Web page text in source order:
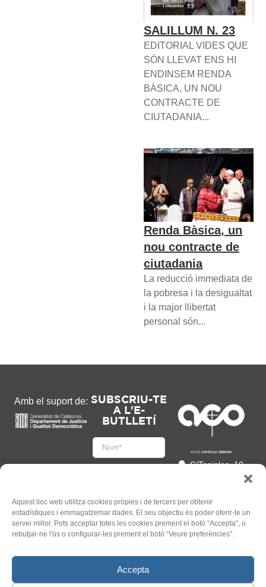
Aquest lloc web utilitza cookies pròpies i de tercers per obtenir
estadístiques i emmagatzemar dades. El seu objectiu és poder oferir-te un
servei millor. Pots acceptar totes les cookies prement el botó “Accepta”, o
rebutjar-ne l'ús o configurar-les prement el botó “Veure preferències”.
Accepta
SALILLUM N. 23
EDITORIAL VIDES QUE
SÓN LLEVAT ENS HI
ENDINSEM RENDA
BÀSICA, UN NOU
CONTRACTE DE
CIUTADANIA...
Renda Bàsica, un
nou contracte de
ciutadania
La reducció immediata de
la pobresa i la desigualtat
i la major llibertat
personal són...
Amb el suport de: SUBSCRIU-TE
A L'E-
BUTLLETÍ
Accepto
l'Informació legal
C/Tapioles, 10
93 505 86 86
hola@acocat.org